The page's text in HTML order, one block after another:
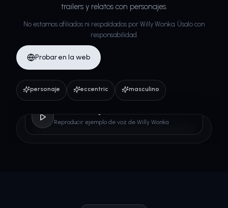
trailers y relatos con personajes.
No estamos afiliados ni respaldados por Willy Wonka. Úsalo con
responsabilidad.
Probar en la web
personaje eccentric masculino
Reproducir ejemplo de voz de Willy Wonka